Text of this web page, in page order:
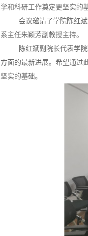
学和科研工作奠定更坚实的
会议邀请了学院陈红
系主任朱颖芳副教授主持。
陈红斌副院长代表学
方面的最新进展。希望通过
坚实的基础。